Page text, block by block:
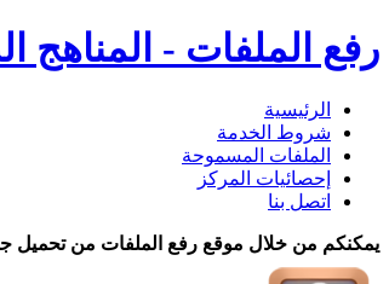
رفع الملفات - المناهج
الرئيسية
شروط الخدمة
الملفات المسموحة
إحصائيات المركز
اتصل بنا
يمكنكم من خلال موقع رفع الملفات من تحميل